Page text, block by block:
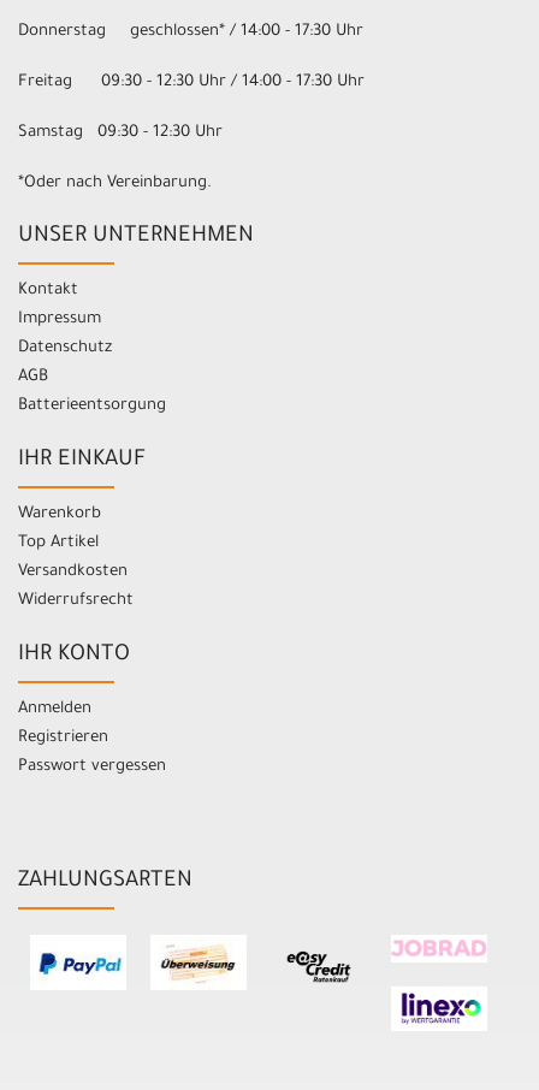
Donnerstag geschlossen* / 14:00 - 17:30 Uhr
Freitag 09:30 - 12:30 Uhr / 14:00 - 17:30 Uhr
Samstag 09:30 - 12:30 Uhr
*Oder nach Vereinbarung.
UNSER UNTERNEHMEN
Kontakt
Impressum
Datenschutz
AGB
Batterieentsorgung
IHR EINKAUF
Warenkorb
Top Artikel
Versandkosten
Widerrufsrecht
IHR KONTO
Anmelden
Registrieren
Passwort vergessen
ZAHLUNGSARTEN